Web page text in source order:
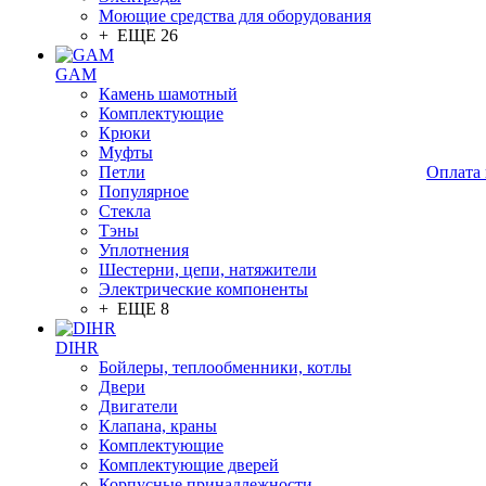
Моющие средства для оборудования
+ ЕЩЕ 26
GAM
Камень шамотный
Комплектующие
Крюки
Муфты
Петли
Популярное
Стекла
Тэны
Уплотнения
Шестерни, цепи, натяжители
Электрические компоненты
+ ЕЩЕ 8
DIHR
Бойлеры, теплообменники, котлы
Двери
Двигатели
Клапана, краны
Комплектующие
Комплектующие дверей
Оплата